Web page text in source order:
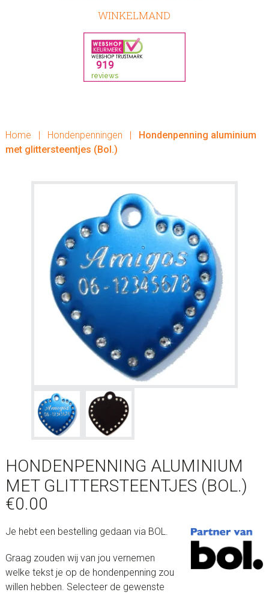
WINKELMAND
Home | Hondenpenningen |
Hondenpenning aluminium
met glittersteentjes (Bol.)
HONDENPENNING ALUMINIUM
MET GLITTERSTEENTJES (BOL.)
€0.00
Je hebt een bestelling gedaan via BOL.
Graag zouden wij van jou vernemen
welke tekst je op de hondenpenning zou
willen hebben. Selecteer de gewenste